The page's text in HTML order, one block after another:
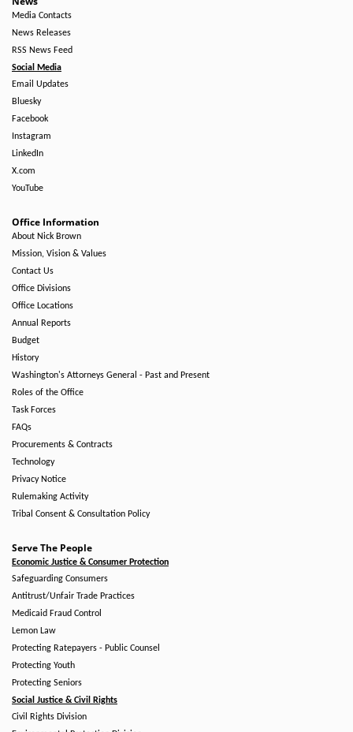
Media Contacts
News Releases
RSS News Feed
Social Media
Email Updates
Bluesky
Facebook
Instagram
LinkedIn
X.com
YouTube
Office Information
About Nick Brown
Mission, Vision & Values
Contact Us
Office Divisions
Office Locations
Annual Reports
Budget
History
Washington's Attorneys General - Past and Present
Roles of the Office
Task Forces
FAQs
Procurements & Contracts
Technology
Privacy Notice
Rulemaking Activity
Tribal Consent & Consultation Policy
Serve The People
Economic Justice & Consumer Protection
Safeguarding Consumers
Antitrust/Unfair Trade Practices
Medicaid Fraud Control
Lemon Law
Protecting Ratepayers - Public Counsel
Protecting Youth
Protecting Seniors
Social Justice & Civil Rights
Civil Rights Division